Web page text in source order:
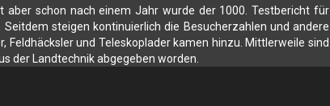
aber schon nach einem Jahr wurde der 1000. Testbericht für
steigen kontinuierlich die Besucherzahlen und andere
Feldhäcksler und Teleskoplader kamen hinzu. Mittlerweile sind
der Landtechnik abgegeben worden.